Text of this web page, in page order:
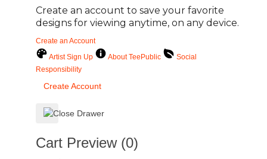
Create an account to save your favorite
designs for viewing anytime, on any device.
Create an Account
Artist Sign Up
About TeePublic
Social
Responsibility
Create Account
Cart Preview (0)